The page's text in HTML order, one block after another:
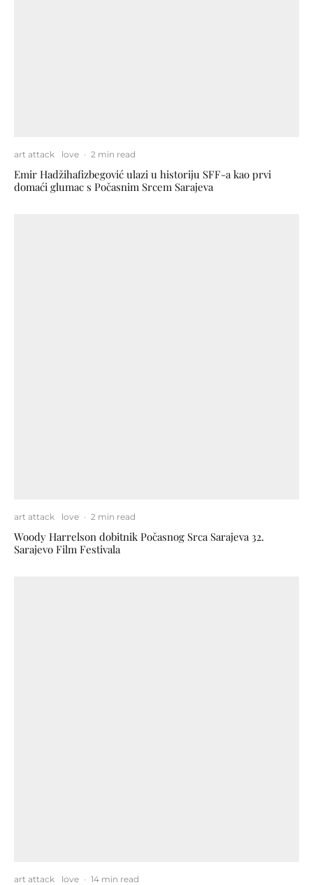
art attack love · 2 min read
Emir Hadžihafizbegović ulazi u historiju SFF-a kao prvi
domaći glumac s Počasnim Srcem Sarajeva
art attack love · 2 min read
Woody Harrelson dobitnik Počasnog Srca Sarajeva 32.
Sarajevo Film Festivala
art attack love · 14 min read